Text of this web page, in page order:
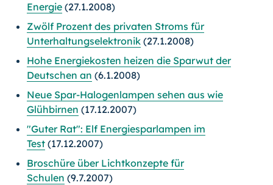
Energie (27.1.2008)
Zwölf Prozent des privaten Stroms für
Unterhaltungselektronik (27.1.2008)
Hohe Energiekosten heizen die Sparwut der
Deutschen an (6.1.2008)
Neue Spar-Halogenlampen sehen aus wie
Glühbirnen (17.12.2007)
"Guter Rat": Elf Energiesparlampen im
Test (17.12.2007)
Broschüre über Lichtkonzepte für
Schulen (9.7.2007)